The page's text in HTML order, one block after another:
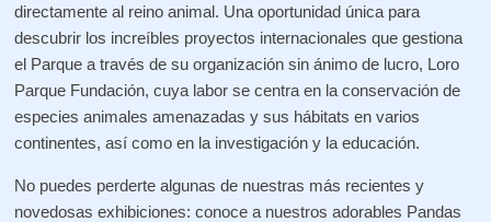
directamente al reino animal. Una oportunidad única para
descubrir los increíbles proyectos internacionales que gestiona
el Parque a través de su organización sin ánimo de lucro, Loro
Parque Fundación, cuya labor se centra en la conservación de
especies animales amenazadas y sus hábitats en varios
continentes, así como en la investigación y la educación.
No puedes perderte algunas de nuestras más recientes y
novedosas exhibiciones: conoce a nuestros adorables Pandas